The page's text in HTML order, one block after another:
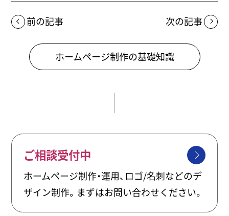
前の記事 次の記事
ホームページ制作の基礎知識
ご相談受付中
ホームページ制作・運用、ロゴ/名刺などのデ
ザイン制作。まずはお問い合わせください。